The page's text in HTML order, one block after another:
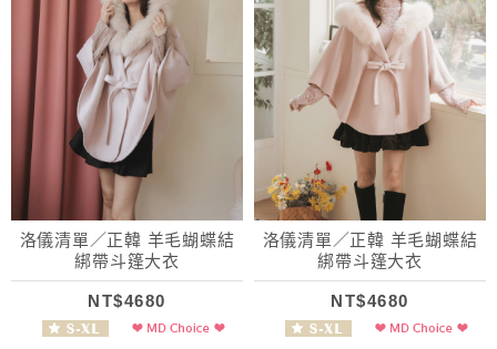
洛儀清單／正韓 羊毛蝴蝶結
綁帶斗篷大衣
NT$4680
洛儀清單／正韓 羊毛蝴蝶結
綁帶斗篷大衣
NT$4680